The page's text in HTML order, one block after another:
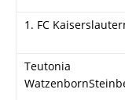
1. FC
Teutonia